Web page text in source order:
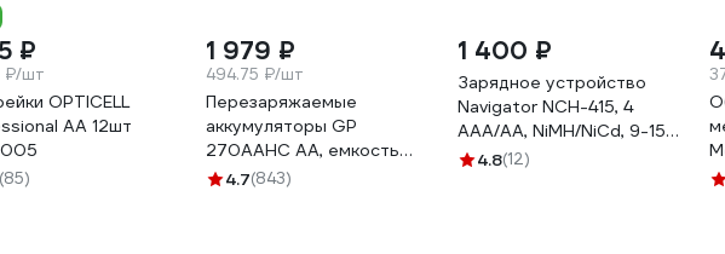
₽
₽/шт
OPTICELL
AA 12шт
(85)
1 979 ₽
494.75 ₽/шт
Перезаряжаемые
аккумуляторы GP
270AAHC AA, емкость
2700 мАч - 4 шт.
4.7(843)
1 400 ₽
Зарядное устройство
Navigator NCH-415, 4
AAA/AA, NiMH/NiCd, 9-15ч.
инд. 94471
4.8(12)